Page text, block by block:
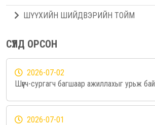
ШҮҮХИЙН ШИЙДВЭРИЙН ТОЙМ
СҮҮЛД ОРСОН
2026-07-02
Шүүгч-сургагч багшаар ажиллахыг урьж
2026-07-01